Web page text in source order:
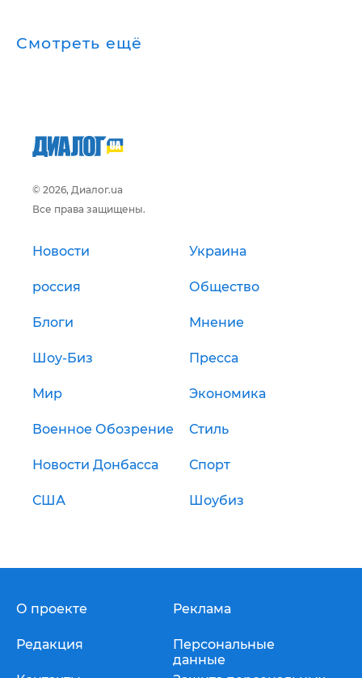
Смотреть ещё
© 2026, Диалог.ua
Все права защищены.
Новости Украина
россия Общество
Блоги Мнение
Шоу-Биз Пресса
Мир Экономика
Военное Обозрение Стиль
Новости Донбасса Спорт
США Шоубиз
О проекте
Редакция
Реклама
Персональные
данные